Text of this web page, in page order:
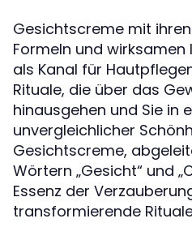
Gesichtscreme mit
Formeln und
als Kanal für
Rituale, die über das
hinausgehen und Sie in
unvergleichlicher
Gesichtscreme,
Wörtern „Gesicht“ und
Essenz der
transformierende